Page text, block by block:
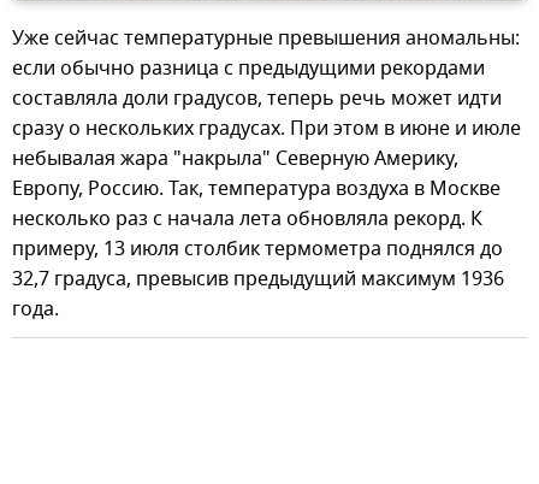
Уже сейчас температурные превышения аномальны:
если обычно разница с предыдущими рекордами
составляла доли градусов, теперь речь может идти
сразу о нескольких градусах. При этом в июне и июле
небывалая жара "накрыла" Северную Америку,
Европу, Россию. Так, температура воздуха в Москве
несколько раз с начала лета обновляла рекорд. К
примеру, 13 июля столбик термометра поднялся до
32,7 градуса, превысив предыдущий максимум 1936
года.